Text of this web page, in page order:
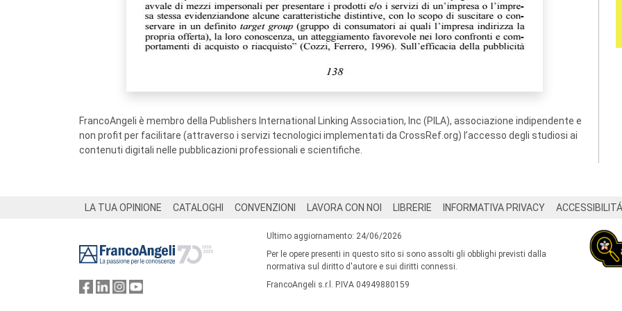
FrancoAngeli è membro della Publishers International Linking Association, Inc (PILA), associazione indipendente e
non profit per facilitare (attraverso i servizi tecnologici implementati da CrossRef.org) l’accesso degli studiosi ai
contenuti digitali nelle pubblicazioni professionali e scientifiche.
LA TUA OPINIONE CATALOGHI CONVENZIONI LAVORA CON NOI LIBRERIE INFORMATIVA PRIVACY ACCESSIBILITÁ
Ultimo aggiornamento: 24/06/2026
Per le opere presenti in questo sito si sono assolti gli obblighi previsti dalla
normativa sul diritto d'autore e sui diritti connessi.
FrancoAngeli s.r.l. P.IVA 04949880159